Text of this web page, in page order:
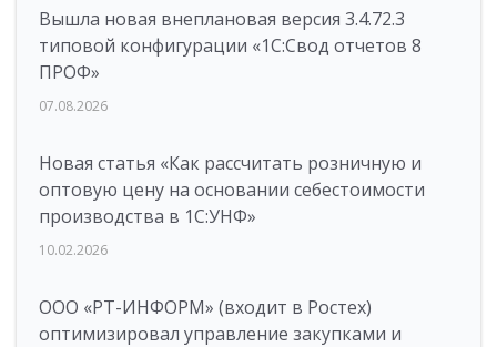
Вышла новая внеплановая версия 3.4.72.3
типовой конфигурации «1C:Свод отчетов 8
ПРОФ»
07.08.2026
Новая статья «Как рассчитать розничную и
оптовую цену на основании себестоимости
производства в 1С:УНФ»
10.02.2026
ООО «РТ-ИНФОРМ» (входит в Ростех)
оптимизировал управление закупками и